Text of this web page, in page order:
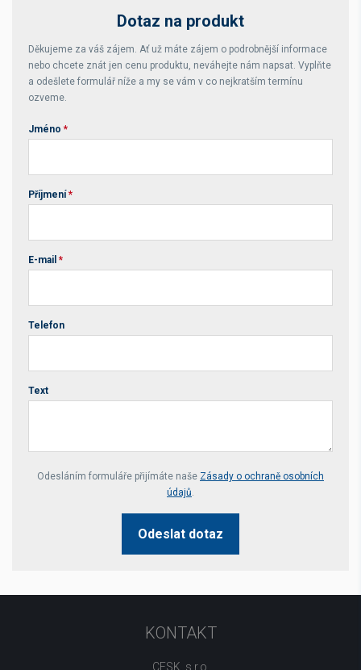
Dotaz na produkt
Děkujeme za váš zájem. Ať už máte zájem o podrobnější informace
nebo chcete znát jen cenu produktu, neváhejte nám napsat. Vyplňte
a odešlete formulář níže a my se vám v co nejkratším termínu
ozveme.
Jméno *
Příjmení *
E-mail *
Telefon
Text
Your website *
Odesláním formuláře přijímáte naše Zásady o ochraně osobních
údajů.
Odeslat dotaz
KONTAKT
CESK, s.r.o.